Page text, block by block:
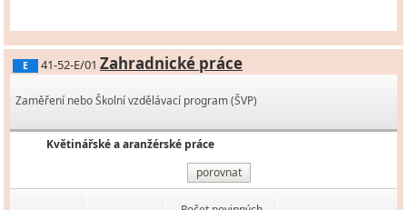
E 41-52-E/01 Zahradnické práce
Zaměření nebo Školní vzdělávací program (ŠVP)
Květinářské a aranžérské práce
porovnat